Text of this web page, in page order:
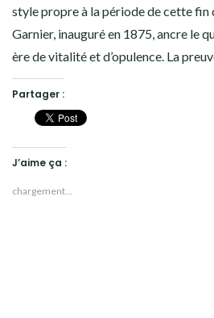
style propre à la période de cette fin
Garnier, inauguré en 1875, ancre le
ère de vitalité et d’opulence. La
Partager :
J’aime ça :
chargement…